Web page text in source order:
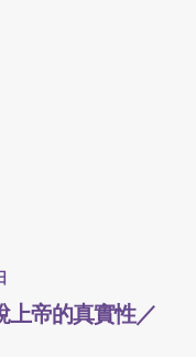
帝的真實性／